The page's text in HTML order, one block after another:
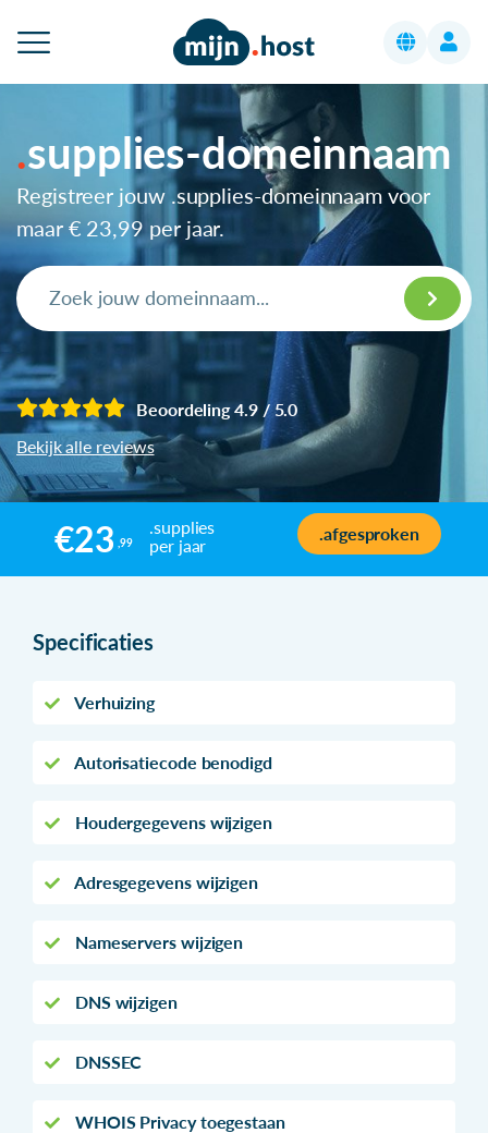
supplies-domeinnaam
Registreer jouw .supplies-domeinnaam voor
maar € 23,99 per jaar.
Beoordeling 4.9 / 5.0
Bekijk alle reviews
€23 ,99
.supplies
per jaar
.afgesproken
Specificaties
Verhuizing
Autorisatiecode benodigd
Houdergegevens wijzigen
Adresgegevens wijzigen
Nameservers wijzigen
DNS wijzigen
DNSSEC
WHOIS Privacy toegestaan